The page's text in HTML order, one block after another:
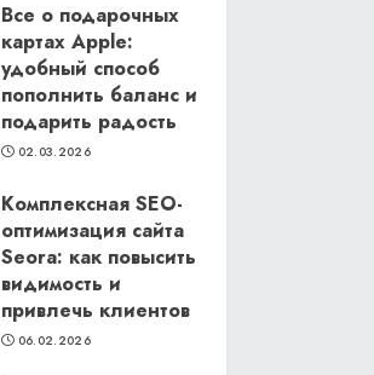
Все о подарочных
картах Apple:
удобный способ
пополнить баланс и
подарить радость
02.03.2026
Комплексная SEO-
оптимизация сайта
Seora: как повысить
видимость и
привлечь клиентов
06.02.2026